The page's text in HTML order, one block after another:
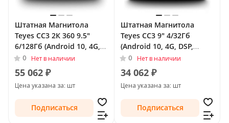
Штатная Магнитола
Teyes CC3 2К 360 9.5"
6/128Гб (Android 10, 4G,
DSP, QLed) - круговой
обзор для Chrysler
Voyager V Рестайлинг
2011 - 2016
0 Нет в наличии
55 062 ₽
Цена указана за: шт
Подписаться
Штатная Магнитола
Teyes CC3 9" 4/32Гб
(Android 10, 4G, DSP,
QLed) для Chrysler
Voyager V Рестайлинг
2011 - 2016
0 Нет в наличии
34 062 ₽
Цена указана за: шт
Подписаться